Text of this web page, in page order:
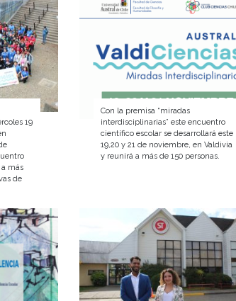
19
más
de
Con la premisa “miradas
interdisciplinarias” este encuentro
científico escolar se desarrollará este
19,20 y 21 de noviembre, en Valdivia
y reunirá a más de 150 personas.